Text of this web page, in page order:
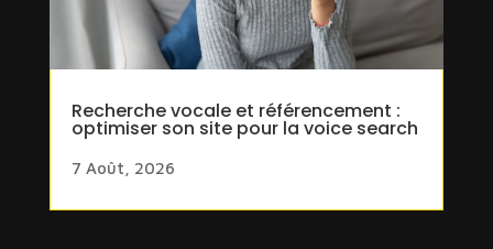
Recherche vocale et référencement :
optimiser son site pour la voice search
7 Août, 2026